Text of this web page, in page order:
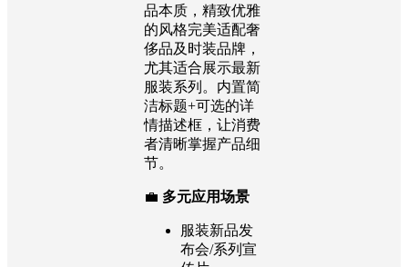
品本质，精致优雅
的风格完美适配奢
侈品及时装品牌，
尤其适合展示最新
服装系列。内置简
洁标题+可选的详
情描述框，让消费
者清晰掌握产品细
节。
💼 多元应用场景
服装新品发
布会/系列宣